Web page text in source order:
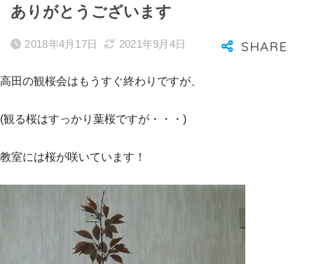
ありがとうございます
2018年4月17日 2021年9月4日
高田の観桜会はもうすぐ終わりですが、
(観る桜はすっかり葉桜ですが・・・)
教室には桜が咲いています！